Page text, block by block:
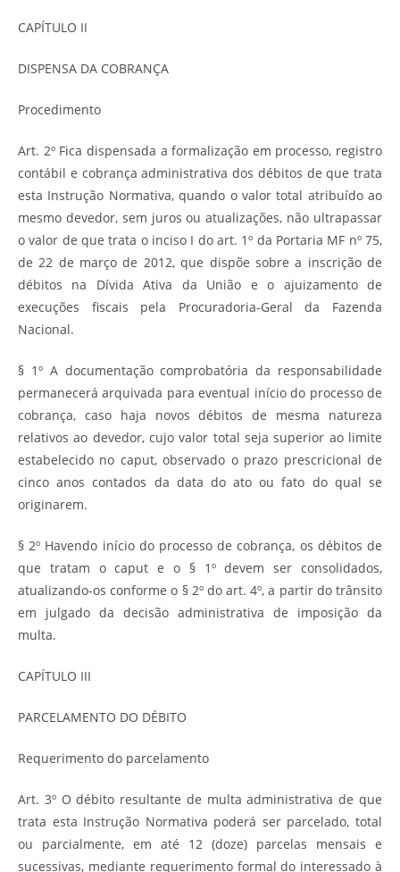
CAPÍTULO II
DISPENSA DA COBRANÇA
Procedimento
Art. 2º Fica dispensada a formalização em processo, registro
contábil e cobrança administrativa dos débitos de que trata
esta Instrução Normativa, quando o valor total atribuído ao
mesmo devedor, sem juros ou atualizações, não ultrapassar
o valor de que trata o inciso I do art. 1º da Portaria MF nº 75,
de 22 de março de 2012, que dispõe sobre a inscrição de
débitos na Dívida Ativa da União e o ajuizamento de
execuções fiscais pela Procuradoria-Geral da Fazenda
Nacional.
§ 1º A documentação comprobatória da responsabilidade
permanecerá arquivada para eventual início do processo de
cobrança, caso haja novos débitos de mesma natureza
relativos ao devedor, cujo valor total seja superior ao limite
estabelecido no caput, observado o prazo prescricional de
cinco anos contados da data do ato ou fato do qual se
originarem.
§ 2º Havendo início do processo de cobrança, os débitos de
que tratam o caput e o § 1º devem ser consolidados,
atualizando-os conforme o § 2º do art. 4º, a partir do trânsito
em julgado da decisão administrativa de imposição da
multa.
CAPÍTULO III
PARCELAMENTO DO DÉBITO
Requerimento do parcelamento
Art. 3º O débito resultante de multa administrativa de que
trata esta Instrução Normativa poderá ser parcelado, total
ou parcialmente, em até 12 (doze) parcelas mensais e
sucessivas, mediante requerimento formal do interessado à